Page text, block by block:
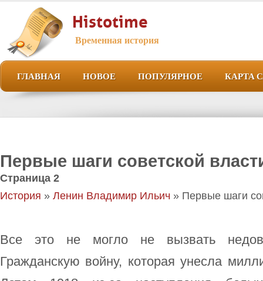
Histotime
Временная история
ГЛАВНАЯ НОВОЕ ПОПУЛЯРНОЕ КАРТА
Первые шаги советской
Страница 2
История » Ленин Владимир Ильич » Первые шаги
Все это не могло не вызвать
Гражданскую войну, которая унесла